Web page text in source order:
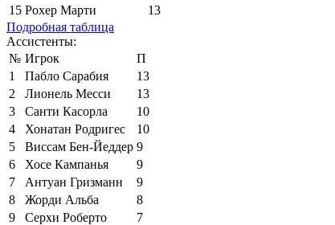
15 Рохер Марти
13
Подробная таблица
Ассистенты:
№ Игрок
П
1
Пабло Сарабия
13
2
Лионель Месси
13
3
Санти Касорла
10
4
Хонатан Родригес
10
5
Виссам Бен-Йеддер 9
6
Хосе Кампанья
9
7
Антуан Гризманн
9
8
Жорди Альба
8
9
Серхи Роберто
7